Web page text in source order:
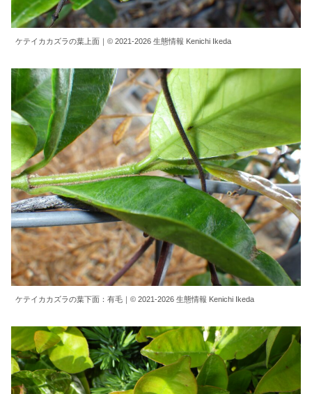
ケテイカカズラの葉上面｜© 2021-2026 生態情報 Kenichi Ikeda
ケテイカカズラの葉下面：有毛｜© 2021-2026 生態情報 Kenichi Ikeda